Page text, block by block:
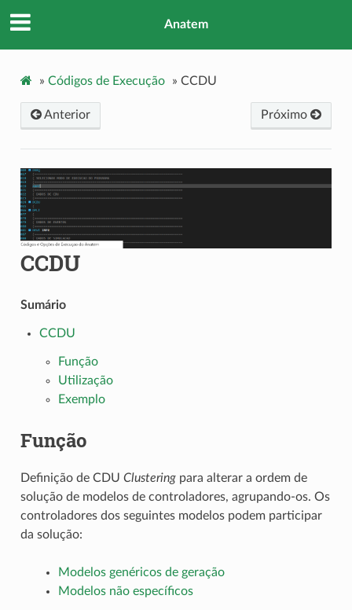
Anatem
» Códigos de Execução » CCDU
Próximo
Anterior
CCDU
Sumário
CCDU
Função
Utilização
Exemplo
Função
Definição de CDU Clusteringpara alterar a ordem de
solução de modelos de controladores, agrupando-os. Os
controladores dos seguintes modelos podem participar
da solução:
Modelos genéricos de geração
Modelos não específicos